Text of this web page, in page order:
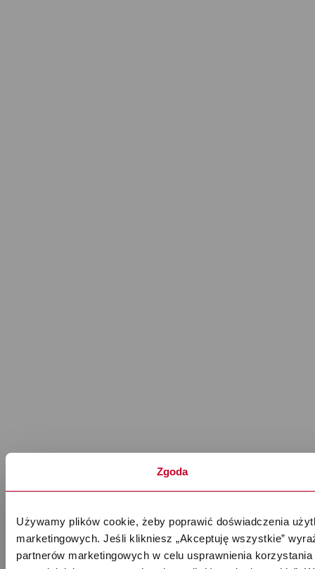
Zgoda
Używamy plików cookie, żeby poprawić doświadczenia
marketingowych. Jeśli klikniesz „Akceptuję wszystkie”
partnerów marketingowych w celu usprawnienia